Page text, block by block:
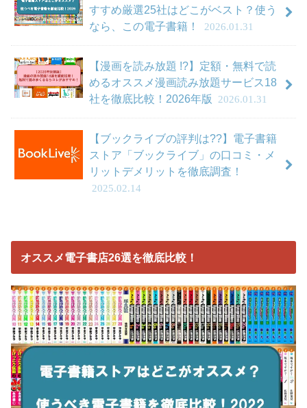
すすめ厳選25社はどこがベスト？使う
なら、この電子書籍！
2026.01.31
【漫画を読み放題 !?】定額・無料で読
めるオススメ漫画読み放題サービス18
社を徹底比較！2026年版
2026.01.31
【ブックライブの評判は??】電子書籍
ストア「ブックライブ」の口コミ・メ
リットデメリットを徹底調査！
2025.02.14
オススメ電子書店26選を徹底比較！